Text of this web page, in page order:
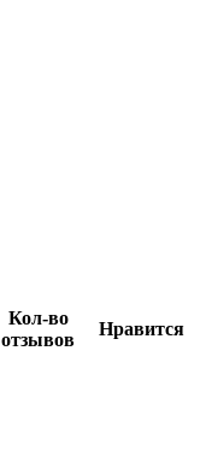
Кол-во
отзывов
Нравится